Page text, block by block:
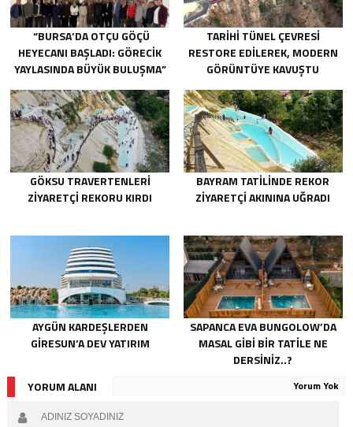
“BURSA’DA OTÇU GÖÇÜ
HEYECANI BAŞLADI: GÖRECIK
YAYLASINDA BÜYÜK BULUŞMA”
TARIHI TÜNEL ÇEVRESI
RESTORE EDILEREK, MODERN
GÖRÜNTÜYE KAVUŞTU
GÖKSU TRAVERTENLERI
ZIYARETÇI REKORU KIRDI
BAYRAM TATILINDE REKOR
ZIYARETÇI AKININA UĞRADI
AYGÜN KARDEŞLERDEN
GIRESUN’A DEV YATIRIM
SAPANCA EVA BUNGOLOW’DA
MASAL GIBI BIR TATILE NE
DERSINIZ..?
YORUM ALANI
Yorum Yok